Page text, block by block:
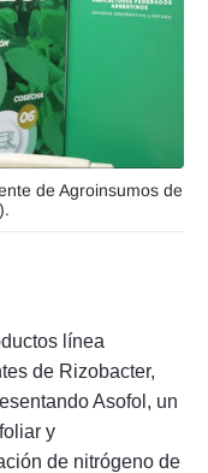
de Agroinsumos de
línea
de Rizobacter,
Asofol, un
y
de nitrógeno de